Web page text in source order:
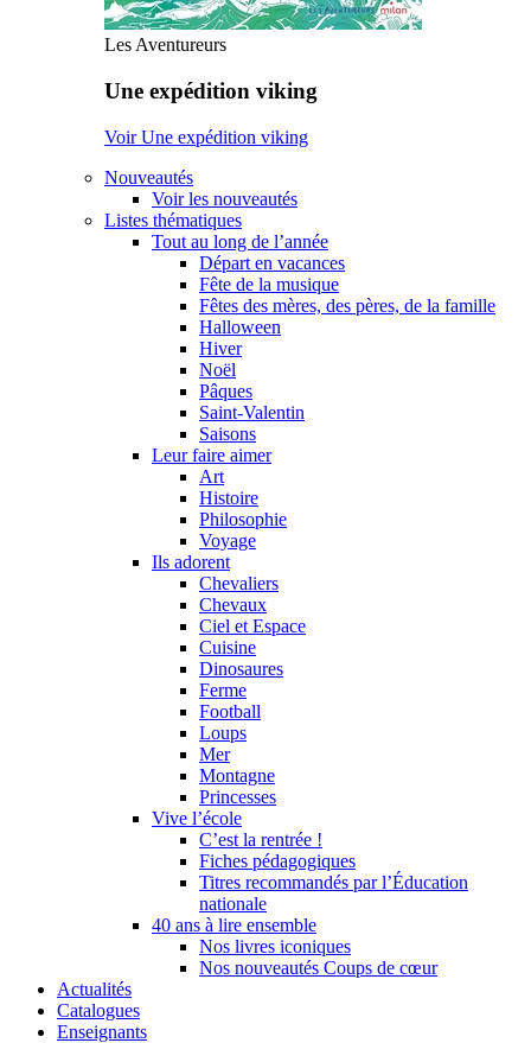
Les Aventureurs
Une expédition viking
Voir Une expédition viking
Nouveautés
Voir les nouveautés
Listes thématiques
Tout au long de l’année
Départ en vacances
Fête de la musique
Fêtes des mères, des pères, de la famille
Halloween
Hiver
Noël
Pâques
Saint-Valentin
Saisons
Leur faire aimer
Art
Histoire
Philosophie
Voyage
Ils adorent
Chevaliers
Chevaux
Ciel et Espace
Cuisine
Dinosaures
Ferme
Football
Loups
Mer
Montagne
Princesses
Vive l’école
C’est la rentrée !
Fiches pédagogiques
Titres recommandés par l’Éducation
nationale
40 ans à lire ensemble
Nos livres iconiques
Nos nouveautés Coups de cœur
Actualités
Catalogues
Enseignants